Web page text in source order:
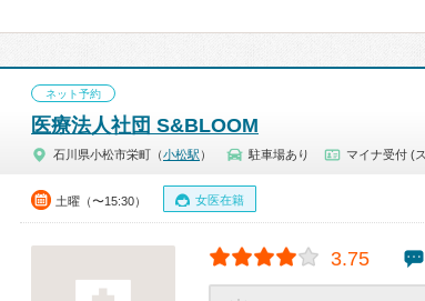
ネット予約
医療法人社団 S&BLOOM
石川県小松市栄町（小松駅 ） 駐車場あり マイナ受付 (
土曜（〜15:30） 女医在籍
3.75